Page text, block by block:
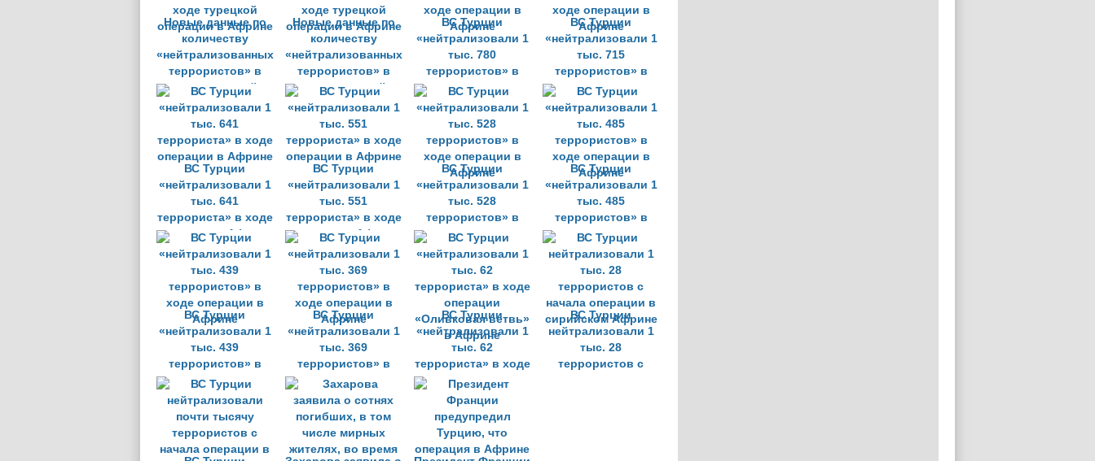
Новые данные по
количеству
«нейтрализованных
террористов» в
ходе турецкой
операции в Африне
Новые данные по
количеству
«нейтрализованных
террористов» в
ходе турецкой
операции в Африне
ВС Турции
«нейтрализовали 1
тыс. 780
террористов» в
ходе операции в
Африне
ВС Турции
«нейтрализовали 1
тыс. 715
террористов» в
ходе операции в
Африне
ВС Турции
«нейтрализовали 1
тыс. 641
террориста» в ходе
операции в Африне
ВС Турции
«нейтрализовали 1
тыс. 551
террориста» в ходе
операции в Африне
ВС Турции
«нейтрализовали 1
тыс. 528
террористов» в
ходе операции в
Африне
ВС Турции
«нейтрализовали 1
тыс. 485
террористов» в
ходе операции в
Африне
ВС Турции
«нейтрализовали 1
тыс. 439
террористов» в
ходе операции в
Африне
ВС Турции
«нейтрализовали 1
тыс. 369
террористов» в
ходе операции в
Африне
ВС Турции
«нейтрализовали 1
тыс. 62
террориста» в ходе
операции
«Оливковая ветвь»
в Африне
ВС Турции
нейтрализовали 1
тыс. 28
террористов с